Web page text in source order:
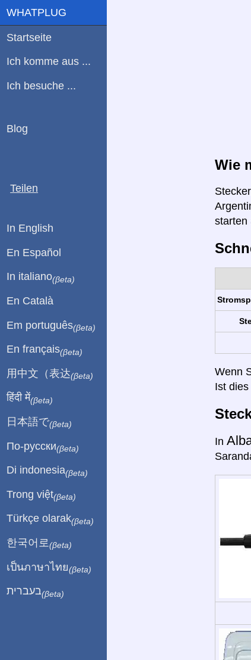
Wie
starten
Wenn
Ist
In
WHATPLUG
Startseite
Ich komme aus ...
Ich besuche ...
Blog
Teilen
In English
En Español
In italiano(βeta)
En Català
Em português(βeta)
En français(βeta)
用中文（表达(βeta)
हिंदी में(βeta)
日本語で(βeta)
По-русски(βeta)
Di indonesia(βeta)
Trong việt(βeta)
Türkçe olarak(βeta)
한국어로 (βeta)
เป็นภาษาไทย(βeta)
בעברית(βeta)